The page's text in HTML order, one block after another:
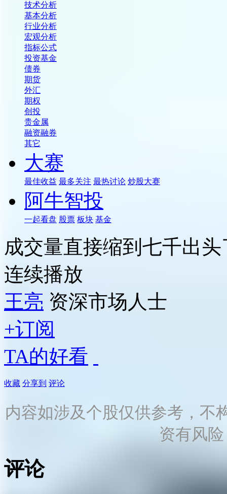
技术分析
基本分析
行业分析
宏观分析
指标公式
投资基金
债券
期货
外汇
期权
创投
贵金属
融资融券
其它
大赛
最佳收益 最多关注 最热讨论 炒股大赛
阿牛智投
一起看盘 股票 板块 基金
成交量直接缩到七千出
连续播放
王亮 资深市场人士
+订阅
TA的好看
收藏 分享到 评论
内容如涉及个股仅供参考，不
资有风
评论